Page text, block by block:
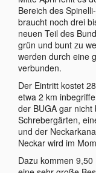
Bereich des
braucht noch drei
neuen Teil des
grün und bunt zu
werden durch eine
verbunden.
Der Eintritt kostet
etwa 2 km
der BUGA gar
Schrebergärten,
und der
Neckar wird im
Dazu kommen